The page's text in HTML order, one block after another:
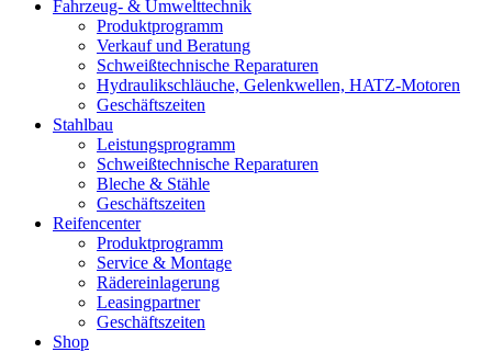
Fahrzeug- & Umwelttechnik
Produktprogramm
Verkauf und Beratung
Schweißtechnische Reparaturen
Hydraulikschläuche, Gelenkwellen, HATZ-Motoren
Geschäftszeiten
Stahlbau
Leistungsprogramm
Schweißtechnische Reparaturen
Bleche & Stähle
Geschäftszeiten
Reifencenter
Produktprogramm
Service & Montage
Rädereinlagerung
Leasingpartner
Geschäftszeiten
Shop